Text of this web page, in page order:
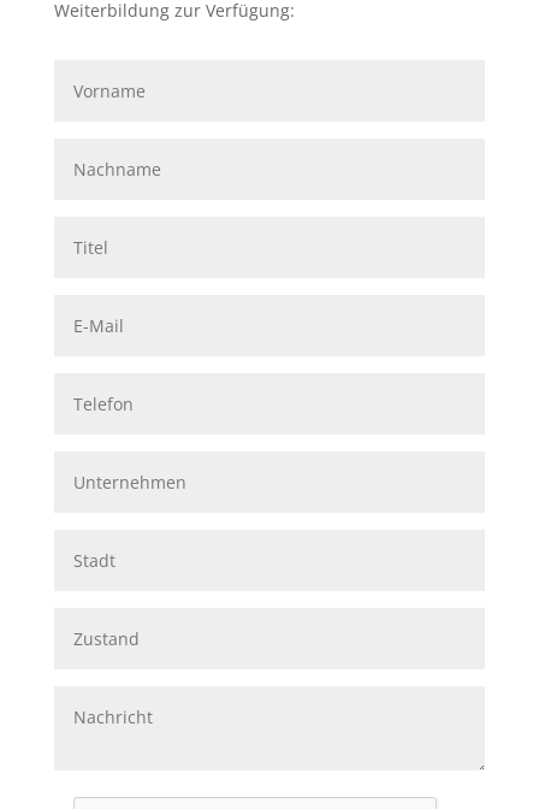
Weiterbildung zur Verfügung: